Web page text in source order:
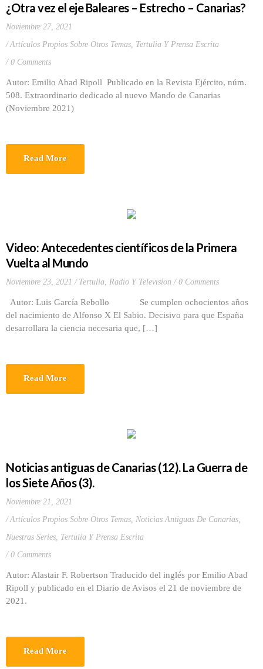
¿Otra vez el eje Baleares – Estrecho – Canarias?
Noviembre 27, 2021
Artículos Propios Sobre Otros Temas, Tertulia Y Prensa Escrita
0 Comments
Autor: Emilio Abad Ripoll Publicado en la Revista Ejército, núm.
508. Extraordinario dedicado al nuevo Mando de Canarias
(Noviembre 2021)
Read More
Video: Antecedentes científicos de la Primera
Vuelta al Mundo
Noviembre 23, 2021 Tertulia, Radio Y Television 0 Comments
Autor: Luis García Rebollo Se cumplen ochocientos años
del nacimiento de Alfonso X El Sabio. Decisivo para que España
desarrollara la ciencia necesaria que, […]
Read More
Noticias antiguas de Canarias (12). La Guerra de
los Siete Años (3).
Noviembre 21, 2021
Artículos Propios Sobre Otros Temas, Noticias Antiguas De Canarias,
Nuestras Series, Tertulia Y Prensa Escrita
0 Comments
Autor: Alastair F. Robertson Traducido del inglés por Emilio Abad
Ripoll y publicado en el Diario de Avisos el 21 de noviembre de
2021.
Read More